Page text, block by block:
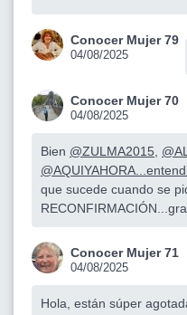
Conocer Mujer 79
04/08/2025
Conocer Mujer 70
04/08/2025
Bien @ZULMA2015
que sucede cuando se
Conocer Mujer 71
04/08/2025
Hola, están súper